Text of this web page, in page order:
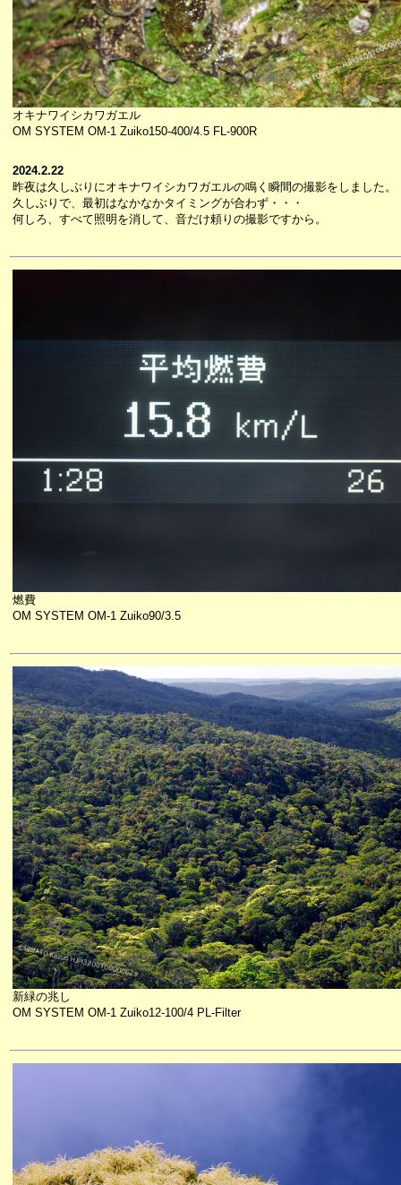
オキナワイシカワガエル
OM SYSTEM OM-1 Zuiko150-400/4.5 FL-900R
2024.2.22
昨夜は久しぶりにオキナワイシカワガエルの鳴く瞬間の撮影をしました。
久しぶりで、最初はなかなかタイミングが合わず・・・
何しろ、すべて照明を消して、音だけ頼りの撮影ですから。
燃費
OM SYSTEM OM-1 Zuiko90/3.5
新緑の兆し
OM SYSTEM OM-1 Zuiko12-100/4 PL-Filter